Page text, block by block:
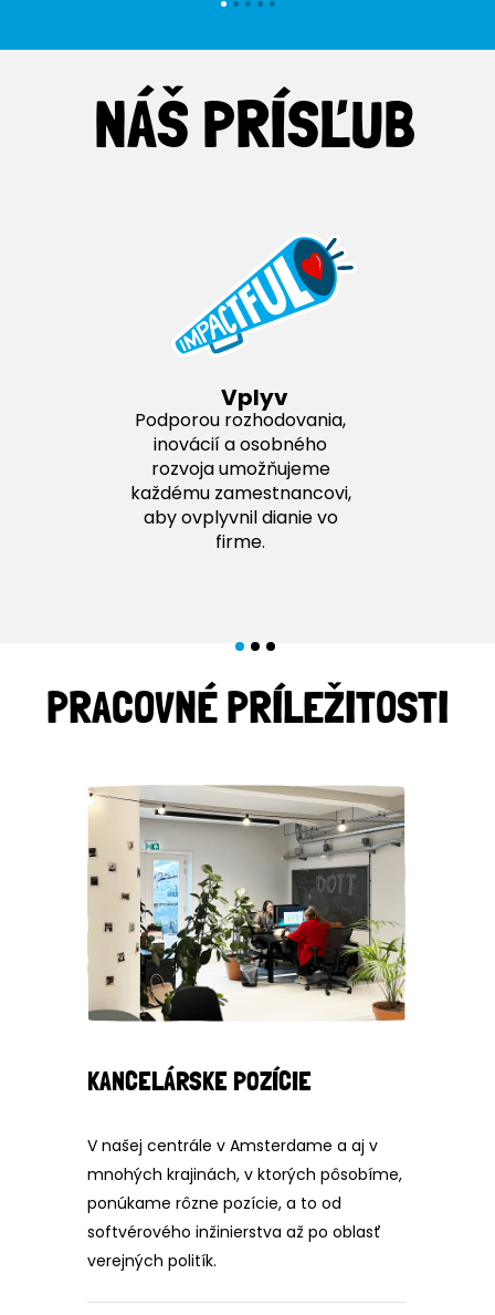
NÁŠ PRÍSĽUB
Vplyv
Podporou rozhodovania,
inovácií a osobného
rozvoja umožňujeme
každému zamestnancovi,
aby ovplyvnil dianie vo
firme.
PRACOVNÉ PRÍLEŽITOSTI
KANCELÁRSKE POZÍCIE
V našej centrále v Amsterdame a aj v
mnohých krajinách, v ktorých pôsobíme,
ponúkame rôzne pozície, a to od
softvérového inžinierstva až po oblasť
verejných politík.